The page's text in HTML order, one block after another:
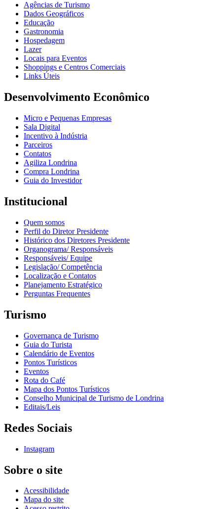
Agências de Turismo
Dados Geográficos
Educação
Gastronomia
Hospedagem
Lazer
Locais para Eventos
Shoppings e Centros Comerciais
Links Úteis
Desenvolvimento Econômico
Micro e Pequenas Empresas
Sala Digital
Incentivo à Indústria
Parceiros
Contatos
Agiliza Londrina
Compra Londrina
Guia do Investidor
Institucional
Quem somos
Perfil do Diretor Presidente
Histórico dos Diretores Presidente
Organograma/ Responsáveis
Responsáveis/ Equipe
Legislação/ Competência
Localização e Contatos
Planejamento Estratégico
Perguntas Frequentes
Turismo
Governança de Turismo
Guia do Turista
Calendário de Eventos
Pontos Turísticos
Eventos
Rota do Café
Mapa dos Pontos Turísticos
Conselho Municipal de Turismo de Londrina
Editais/Leis
Redes Sociais
Instagram
Sobre o site
Acessibilidade
Mapa do site